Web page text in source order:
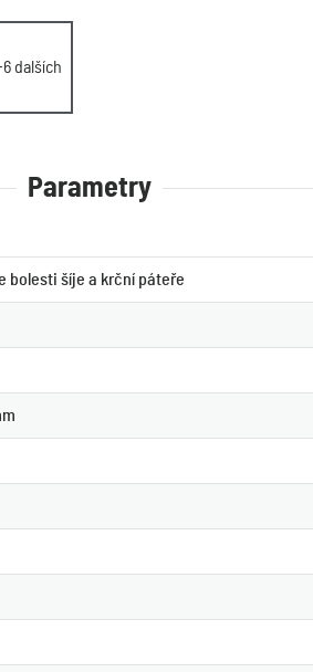
dalších
Parametry
bolesti šíje a krční páteře